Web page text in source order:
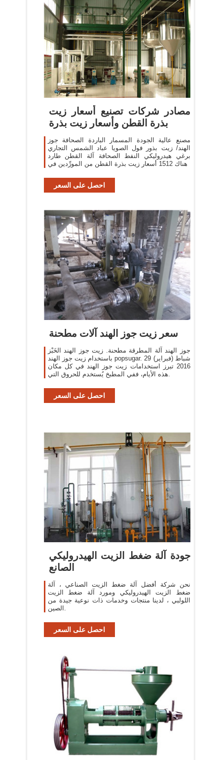
مصادر شركات تصنيع أسعار زيت
بذرة القطن وأسعار زيت بذرة
مصنع عالية الجودة المسمار الباردة الصحافة جوز
الهند/ زيت بذور فول الصويا عباد الشمس التجاري
برغي هيدروليكي النفط الصحافة آلة القطن طارد
هناك 1512 أسعار زيت بذرة القطن من المورِّدين في
احصل على السعر
سعر زيت جوز الهند آلات مطحنة
جوز الهند آلة المطرقة مطحنة. زيت جوز الهند الخَبْز
باستخدام زيت جوز الهند popsugar. 29 شباط (فبراير)
2016 تبرز استخدامات زيت جوز الهند في كل مكان
هذه الأيام، ففي المطبخ يُستخدم للحروق التي.
احصل على السعر
جودة آلة ضغط الزيت الهيدروليكي
الصانع
نحن شركة أفضل آلة ضغط الزيت الصناعي ، آلة
ضغط الزيت الهيدروليكي ومورد آلة ضغط الزيت
اللولبي ، لدينا منتجات وخدمات ذات نوعية جيدة من
الصين.
احصل على السعر